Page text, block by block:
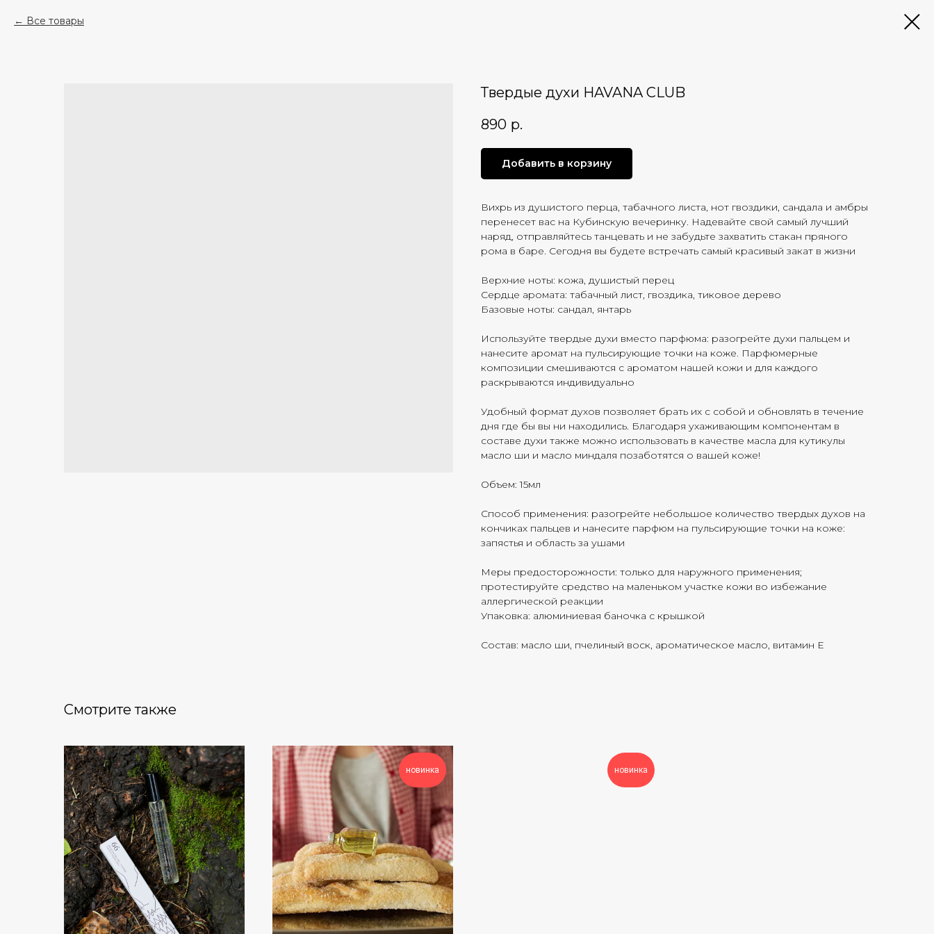
Все товары
Твердые духи HAVANA CLUB
890 р.
Добавить в корзину
Вихрь из душистого перца, табачного листа, нот гвоздики, сандала и амбры
перенесет вас на Кубинскую вечеринку. Надевайте свой самый лучший
наряд, отправляйтесь танцевать и не забудьте захватить стакан пряного
рома в баре. Сегодня вы будете встречать самый красивый закат в жизни
Верхние ноты: кожа, душистый перец
Сердце аромата: табачный лист, гвоздика, тиковое дерево
Базовые ноты: сандал, янтарь
Используйте твердые духи вместо парфюма: разогрейте духи пальцем и
нанесите аромат на пульсирующие точки на коже. Парфюмерные
композиции смешиваются с ароматом нашей кожи и для каждого
раскрываются индивидуально
Удобный формат духов позволяет брать их с собой и обновлять в течение
дня где бы вы ни находились. Благодаря ухаживающим компонентам в
составе духи также можно использовать в качестве масла для кутикулы
масло ши и масло миндаля позаботятся о вашей коже!
Объем: 15мл
Способ применения: разогрейте небольшое количество твердых духов на
кончиках пальцев и нанесите парфюм на пульсирующие точки на коже:
запястья и область за ушами
Меры предосторожности: только для наружного применения;
протестируйте средство на маленьком участке кожи во избежание
аллергической реакции
Упаковка: алюминиевая баночка с крышкой
Состав: масло ши, пчелиный воск, ароматическое масло, витамин Е
Смотрите также
новинка новинка